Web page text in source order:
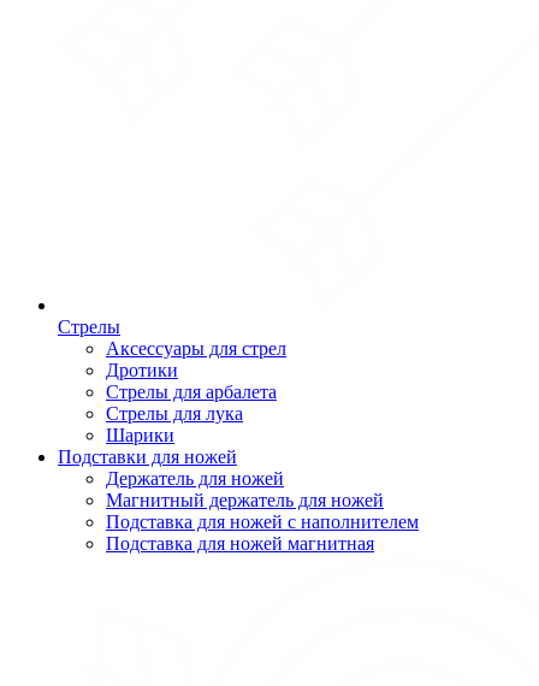
Стрелы
Аксессуары для стрел
Дротики
Стрелы для арбалета
Стрелы для лука
Шарики
Подставки для ножей
Держатель для ножей
Магнитный держатель для ножей
Подставка для ножей с наполнителем
Подставка для ножей магнитная